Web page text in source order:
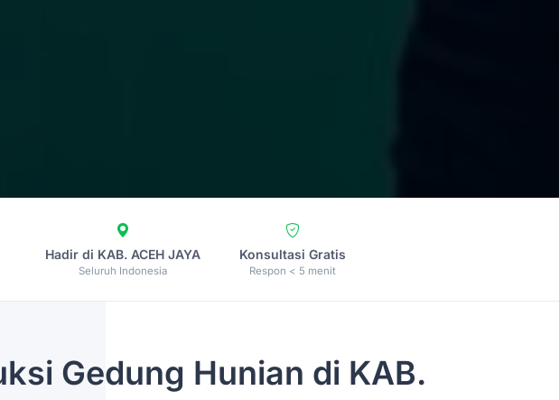
Hadir di KAB. ACEH JAYA
Seluruh Indonesia
Konsultasi Gratis
Respon < 5 menit
Gedung Hunian di KAB.